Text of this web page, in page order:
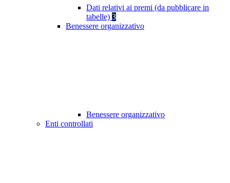
Dati relativi ai premi (da pubblicare in
tabelle) 3
Benessere organizzativo
Benessere organizzativo
Enti controllati